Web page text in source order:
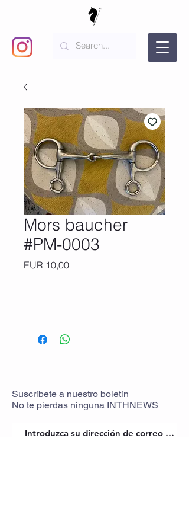
Mors baucher
#PM-0003
EUR 10,00Precio
Suscríbete a nuestro boletín
No te pierdas ninguna INTHNEWS